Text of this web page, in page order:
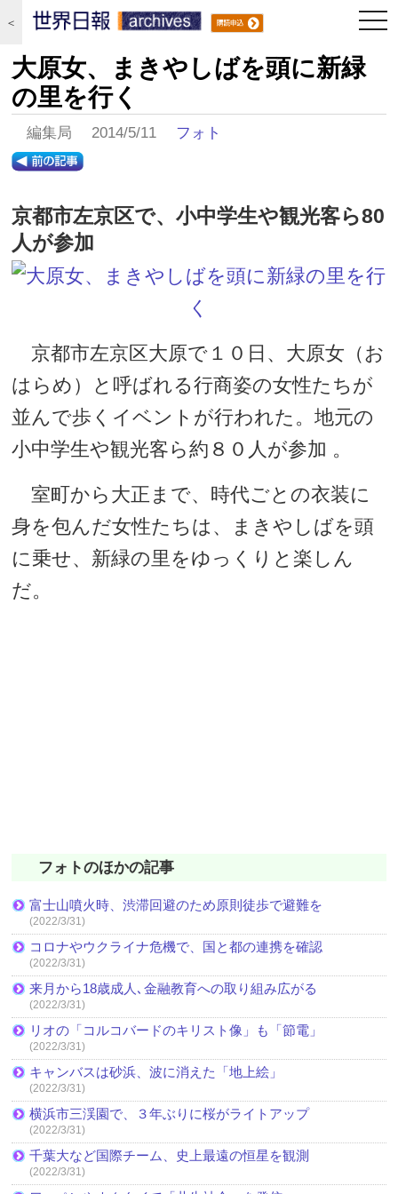
＜
大原女、まきやしばを頭に新緑
の里を行く
編集局 2014/5/11 フォト
京都市左京区で、小中学生や観光客ら80
人が参加
京都市左京区大原で１０日、大原女（お
はらめ）と呼ばれる行商姿の女性たちが
並んで歩くイベントが行われた。地元の
小中学生や観光客ら約８０人が参加 。
室町から大正まで、時代ごとの衣装に
身を包んだ女性たちは、まきやしばを頭
に乗せ、新緑の里をゆっくりと楽しん
だ。
フォトのほかの記事
富士山噴火時、渋滞回避のため原則徒歩で避難を
(2022/3/31)
コロナやウクライナ危機で、国と都の連携を確認
(2022/3/31)
来月から18歳成人､金融教育への取り組み広がる
(2022/3/31)
リオの「コルコバードのキリスト像」も「節電」
(2022/3/31)
キャンバスは砂浜、波に消えた「地上絵」
(2022/3/31)
横浜市三渓園で、３年ぶりに桜がライトアップ
(2022/3/31)
千葉大など国際チーム、史上最遠の恒星を観測
(2022/3/31)